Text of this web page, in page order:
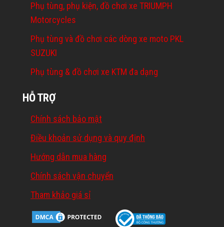
Phụ tùng, phụ kiện, đồ chơi xe TRIUMPH
Motorcycles
Phụ tùng và đồ chơi các dòng xe moto PKL
SUZUKI
Phụ tùng & đồ chơi xe KTM đa dạng
HỖ TRỢ
Chính sách bảo mật
Điều khoản sử dụng và quy định
Hướng dẫn mua hàng
Chính sách vận chuyển
Tham khảo giá sỉ